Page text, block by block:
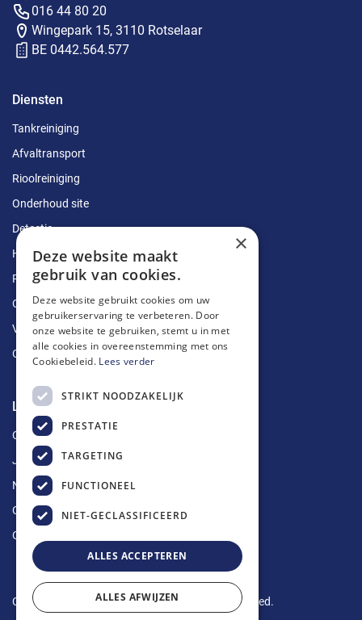
016 44 80 20
Wingepark 15, 3110 Rotselaar
BE 0442.564.577
Diensten
Tankreiniging
Afvaltransport
Rioolreiniging
Onderhoud site
Detectie
Herstellingen
Ruimingen
Ontstoppingen
Vetputten
Ontkalking
Longin Service
Over ons
Jobs
Nieuws
Contact
Offerte aanvragen
Copyright © 2024 Longin Service. All rights reserved.
×
Deze website maakt
gebruik van cookies.
Deze website gebruikt cookies om uw
gebruikerservaring te verbeteren. Door
onze website te gebruiken, stemt u in met
alle cookies in overeenstemming met ons
Cookiebeleid. Lees verder
STRIKT NOODZAKELIJK
PRESTATIE
TARGETING
FUNCTIONEEL
NIET-GECLASSIFICEERD
ALLES ACCEPTEREN
ALLES AFWIJZEN